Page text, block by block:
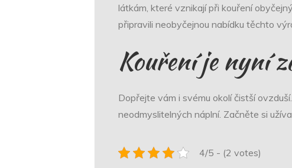
látkám, které vznikají při kouření
připravili neobyčejnou nabídku těchto
Kouření je nyní
Dopřejte vám i svému okolí čistší ovzduší.
neodmyslitelných náplní. Začněte si
4/5 - (2 votes)